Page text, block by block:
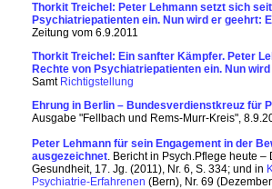
Thorkit Treichel: Peter Lehmann setzt sich
Psychiatriepatienten ein. Nun wird er geehrt:
Zeitung vom 6.9.2011
Thorkit Treichel: Ein sanfter Kämpfer. Peter
Rechte von Psychiatriepatienten ein. Nun
Samt Richtigstellung
Ehrung in Berlin – Bundesverdienstkreuz für
Ausgabe "Fellbach und Rems-Murr-Kreis",
Peter Lehmann für sein Engagement in der
ausgezeichnet. Bericht in Psych.Pflege heute
Gesundheit, 17. Jg. (2011), Nr. 6, S. 334; und in
Psychiatrie-Erfahrenen (Bern), Nr. 69